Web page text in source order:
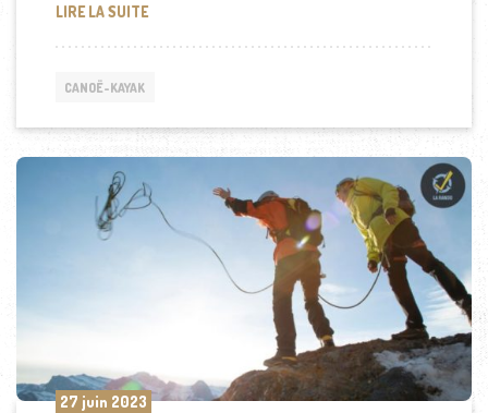
LIRE LA SUITECANOË-KAYAK : QUELLES SONT LES DIFFÉRENCES
CANOË-KAYAK
27 juin 2023